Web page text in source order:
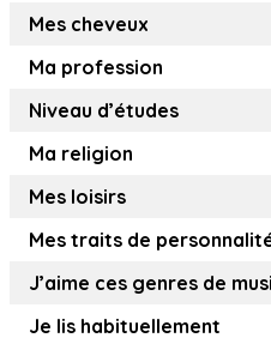
Mes cheveux
Ma profession
Niveau d’études
Ma religion
Mes loisirs
Mes traits de
J’aime ces genres de
Je lis habituellement